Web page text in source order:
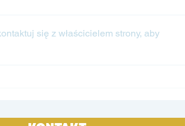
się z właścicielem strony, aby